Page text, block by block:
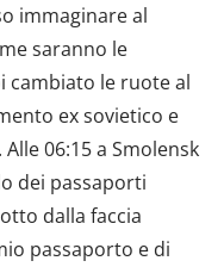
immaginare al
saranno le
cambiato le ruote al
ex sovietico e
06:15 a Smolensk
dei passaporti
dalla faccia
passaporto e di